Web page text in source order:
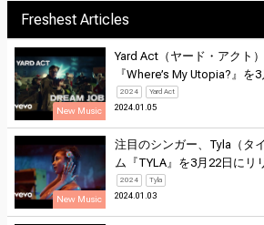
Freshest Articles
New Music
Yard Act（ヤード・アクト
『Where’s My Utopia?』を
2024 Yard Act
2024.01.05
New Music
注目のシンガー、Tyla（タ
ム『TYLA』を3月22日にリ
2024 Tyla
2024.01.03